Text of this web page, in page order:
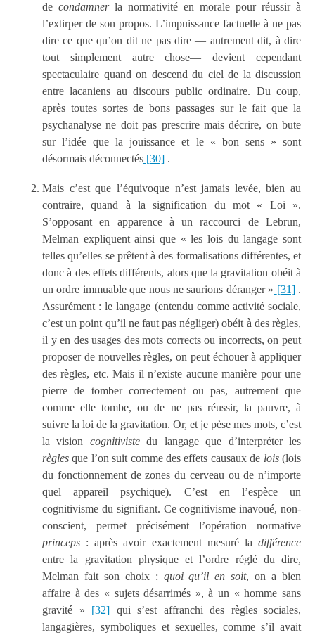
de condamnerla normativité en morale pour réussir à
l’extirper de son propos. L’impuissance factuelle à ne pas
dire ce que qu’on dit ne pas dire — autrement dit, à dire
tout simplement autre chose— devient cependant
spectaculaire quand on descend du ciel de la discussion
entre lacaniens au discours public ordinaire. Du coup,
après toutes sortes de bons passages sur le fait que la
psychanalyse ne doit pas prescrire mais décrire, on bute
sur l’idée que la jouissance et le « bon sens » sont
désormais déconnectés [30] .
Mais c’est que l’équivoque n’est jamais levée, bien au
contraire, quand à la signification du mot « Loi ».
S’opposant en apparence à un raccourci de Lebrun,
Melman expliquent ainsi que « les lois du langage sont
telles qu’elles se prêtent à des formalisations différentes, et
donc à des effets différents, alors que la gravitation obéit à
un ordre immuable que nous ne saurions déranger » [31] .
Assurément : le langage (entendu comme activité sociale,
c’est un point qu’il ne faut pas négliger) obéit à des règles,
il y en des usages des mots corrects ou incorrects, on peut
proposer de nouvelles règles, on peut échouer à appliquer
des règles, etc. Mais il n’existe aucune manière pour une
pierre de tomber correctement ou pas, autrement que
comme elle tombe, ou de ne pas réussir, la pauvre, à
suivre la loi de la gravitation. Or, et je pèse mes mots, c’est
la vision cognitivistedu langage que d’interpréter les
règles que l’on suit comme des effets causaux de lois(lois
du fonctionnement de zones du cerveau ou de n’importe
quel appareil psychique). C’est en l’espèce un
cognitivisme du signifiant. Ce cognitivisme inavoué, non-
conscient, permet précisément l’opération normative
princeps : après avoir exactement mesuré la différence
entre la gravitation physique et l’ordre réglé du dire,
Melman fait son choix : quoi qu’il en soit, on a bien
affaire à des « sujets désarrimés », à un « homme sans
gravité »
[32]
qui s’est affranchi des règles sociales,
langagières, symboliques et sexuelles, comme s’il avait